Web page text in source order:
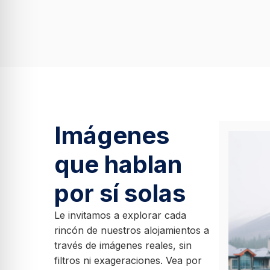
Imágenes
que hablan
por sí solas
Le invitamos a explorar cada
rincón de nuestros alojamientos a
través de imágenes reales, sin
filtros ni exageraciones. Vea por